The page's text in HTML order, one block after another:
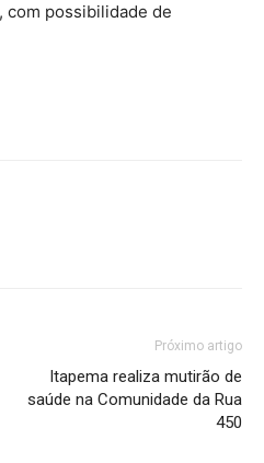
com possibilidade de
Próximo artigo
Itapema realiza mutirão de
saúde na Comunidade da Rua
450